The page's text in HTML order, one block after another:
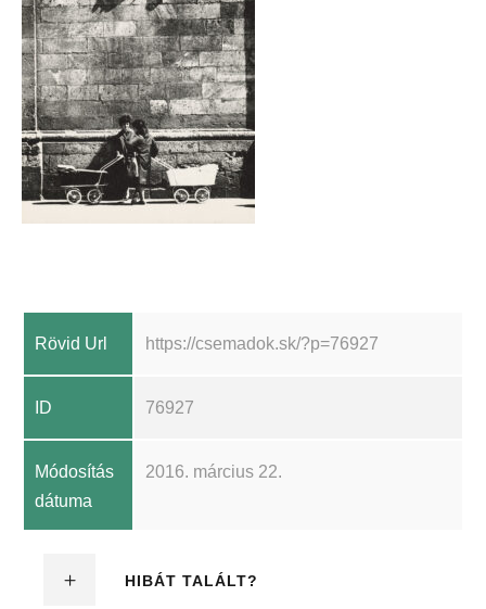
Rövid Url https://csemadok.sk/?p=76927
ID 76927
Módosítás
dátuma
2016. március 22.
HIBÁT TALÁLT?